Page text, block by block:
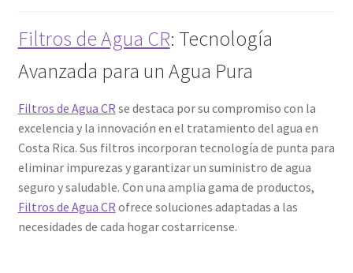
Filtros de Agua CR: Tecnología
Avanzada para un Agua Pura
Filtros de Agua CR se destaca por su compromiso con la
excelencia y la innovación en el tratamiento del agua en
Costa Rica. Sus filtros incorporan tecnología de punta para
eliminar impurezas y garantizar un suministro de agua
seguro y saludable. Con una amplia gama de productos,
Filtros de Agua CR ofrece soluciones adaptadas a las
necesidades de cada hogar costarricense.